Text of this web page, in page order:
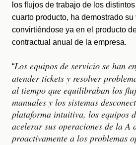
los flujos de trabajo de los
cuarto producto, ha demostrado
convirtiéndose ya en el producto
contractual anual de la empresa.
“Los equipos de servicio se han
atender tickets y resolver
al tiempo que equilibraban los
manuales y los sistemas
plataforma intuitiva, los equipos
acelerar sus operaciones de la A
proactivamente a los problemas